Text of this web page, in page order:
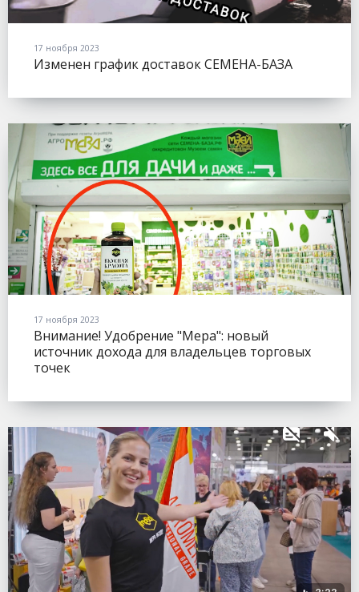
17 ноября 2023
Изменен график доставок СЕМЕНА-БАЗА
17 ноября 2023
Внимание! Удобрение "Мера": новый
источник дохода для владельцев торговых
точек